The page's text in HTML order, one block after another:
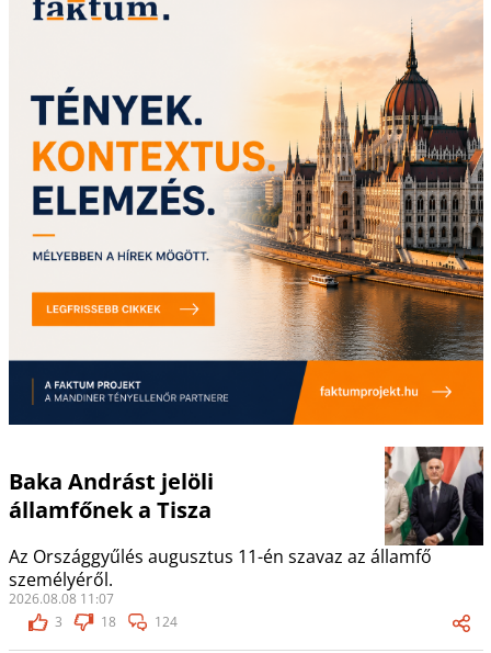
Baka Andrást jelöli
államfőnek a Tisza
Az Országgyűlés augusztus 11-én szavaz az államfő
személyéről.
2026.08.08 11:07
3
18 124